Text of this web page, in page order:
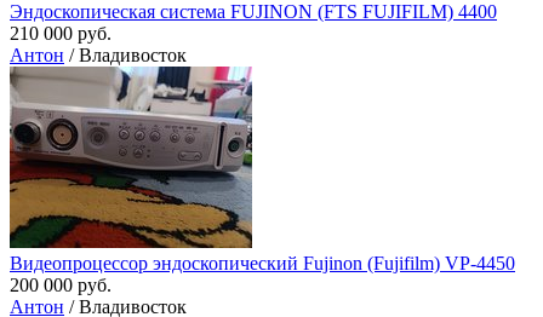
Эндоскопическая система FUJINON (FTS FUJIFILM) 4400
210 000 руб.
Антон / Владивосток
Видеопроцессор эндоскопический Fujinon (Fujifilm) VP-4450
200 000 руб.
Антон / Владивосток